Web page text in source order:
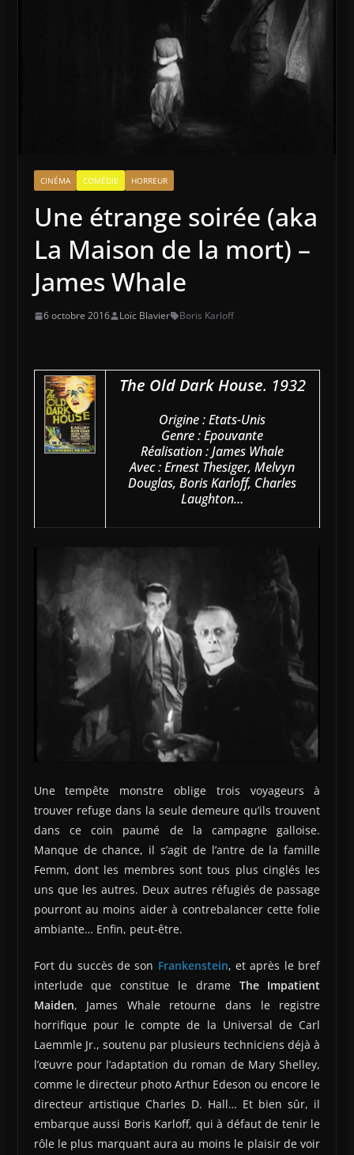
CINÉMA COMÉDIE HORREUR
Une étrange soirée (aka
La Maison de la mort) –
James Whale
6 octobre 2016 Loïc Blavier Boris Karloff
The Old Dark House. 1932
Origine : Etats-Unis
Genre : Epouvante
Réalisation : James Whale
Avec : Ernest Thesiger, Melvyn
Douglas, Boris Karloff, Charles
Laughton…
Une tempête monstre oblige trois voyageurs à
trouver refuge dans la seule demeure qu’ils trouvent
dans ce coin paumé de la campagne galloise.
Manque de chance, il s’agit de l’antre de la famille
Femm, dont les membres sont tous plus cinglés les
uns que les autres. Deux autres réfugiés de passage
pourront au moins aider à contrebalancer cette folie
ambiante… Enfin, peut-être.
Fort du succès de son Frankenstein, et après le bref
interlude que constitue le drame The Impatient
Maiden, James Whale retourne dans le registre
horrifique pour le compte de la Universal de Carl
Laemmle Jr., soutenu par plusieurs techniciens déjà à
l’œuvre pour l’adaptation du roman de Mary Shelley,
comme le directeur photo Arthur Edeson ou encore le
directeur artistique Charles D. Hall… Et bien sûr, il
embarque aussi Boris Karloff, qui à défaut de tenir le
rôle le plus marquant aura au moins le plaisir de voir